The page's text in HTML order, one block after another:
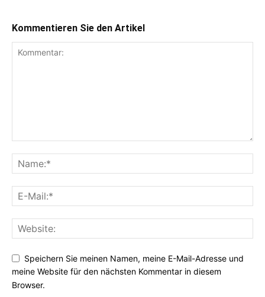
Kommentieren Sie den Artikel
Speichern Sie meinen Namen, meine E-Mail-Adresse und
meine Website für den nächsten Kommentar in diesem
Browser.